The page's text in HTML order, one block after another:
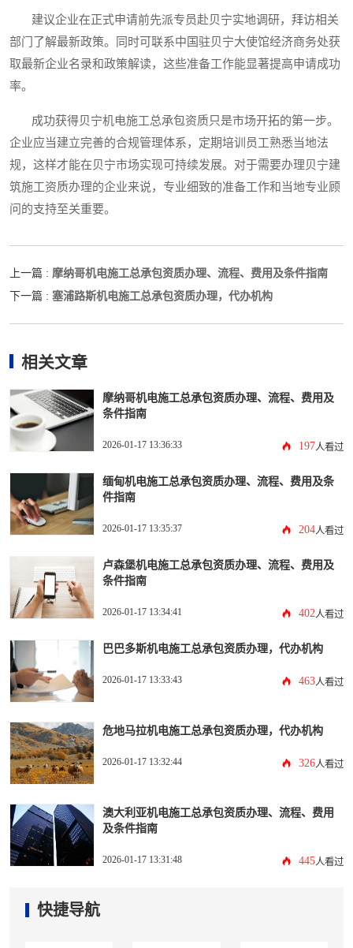
建议企业在正式申请前先派专员赴贝宁实地调研，拜访相关
部门了解最新政策。同时可联系中国驻贝宁大使馆经济商务处获
取最新企业名录和政策解读，这些准备工作能显著提高申请成功
率。
成功获得贝宁机电施工总承包资质只是市场开拓的第一步。
企业应当建立完善的合规管理体系，定期培训员工熟悉当地法
规，这样才能在贝宁市场实现可持续发展。对于需要办理贝宁建
筑施工资质办理的企业来说，专业细致的准备工作和当地专业顾
问的支持至关重要。
上一篇 : 摩纳哥机电施工总承包资质办理、流程、费用及条件指南
下一篇 : 塞浦路斯机电施工总承包资质办理，代办机构
相关文章
摩纳哥机电施工总承包资质办理、流程、费用及
条件指南
2026-01-17 13:36:33 197人看过
缅甸机电施工总承包资质办理、流程、费用及条
件指南
2026-01-17 13:35:37 204人看过
卢森堡机电施工总承包资质办理、流程、费用及
条件指南
2026-01-17 13:34:41 402 人看过
巴巴多斯机电施工总承包资质办理，代办机构
2026-01-17 13:33:43 463人看过
危地马拉机电施工总承包资质办理，代办机构
2026-01-17 13:32:44 326人看过
澳大利亚机电施工总承包资质办理、流程、费用
及条件指南
2026-01-17 13:31:48 445人看过
快捷导航